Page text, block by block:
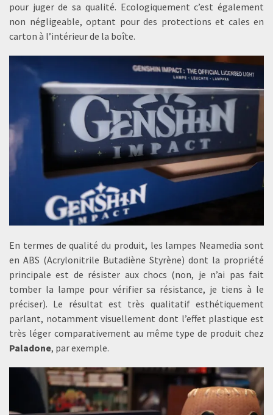
pour juger de sa qualité. Ecologiquement c’est également
non négligeable, optant pour des protections et cales en
carton à l’intérieur de la boîte.
En termes de qualité du produit, les lampes Neamedia sont
en ABS (Acrylonitrile Butadiène Styrène) dont la propriété
principale est de résister aux chocs (non, je n’ai pas fait
tomber la lampe pour vérifier sa résistance, je tiens à le
préciser). Le résultat est très qualitatif esthétiquement
parlant, notamment visuellement dont l’effet plastique est
très léger comparativement au même type de produit chez
Paladone, par exemple.